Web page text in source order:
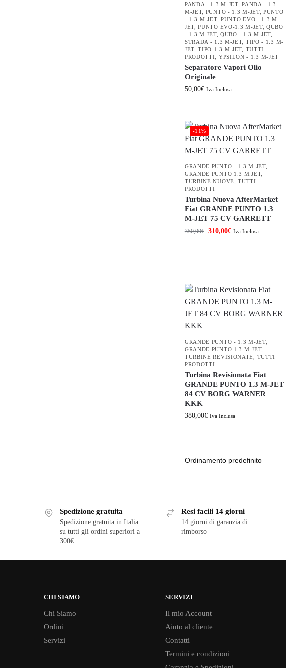
PANDA - 1.3 M-JET,PANDA - 1.3-
M-JET, PUNTO - 1.3 M-JET,PUNTO
- 1.3-M-JET, PUNTO EVO - 1.3 M-
JET,PUNTO EVO-1.3 M-JET,QUBO
- 1.3 M-JET, QUBO - 1.3 M-JET
STRADA - 1.3 M-JET, TIPO - 1.3 M-
JET,TIPO-1.3 M-JET
TUTTI
PRODOTTI
YPSILON - 1.3 M-JET
Separatore Vapori Olio
Originale
50,00€ Iva Inclusa
-11%
GRANDE PUNTO - 1.3 M-JET,
GRANDE PUNTO 1.3 M.JET,
TURBINE NUOVE ,TUTTI
PRODOTTI
Turbina Nuova AfterMarket
Fiat GRANDE PUNTO 1.3
M-JET 75 CV GARRETT
350,00€ 310,00€ Iva Inclusa
GRANDE PUNTO - 1.3 M-JET,
GRANDE PUNTO 1.3 M-JET,
TURBINE REVISIONATE
TUTTI
PRODOTTI
Turbina Revisionata Fiat
GRANDE PUNTO 1.3 M-JET
84 CV BORG WARNER
KKK
380,00€ Iva Inclusa
Spedizione gratuita
Spedizione gratuita in Italia
su tutti gli ordini superiori a
300€
Resi facili 14 giorni
14 giorni di garanzia di
rimborso
CHI SIAMO
Chi Siamo
Ordini
Servizi
SERVIZI
Il mio Account
Aiuto al cliente
Contatti
Termini e condizioni